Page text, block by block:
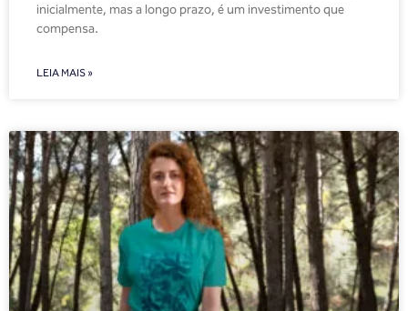
inicialmente, mas a longo prazo, é um investimento que
compensa.
LEIA MAIS »